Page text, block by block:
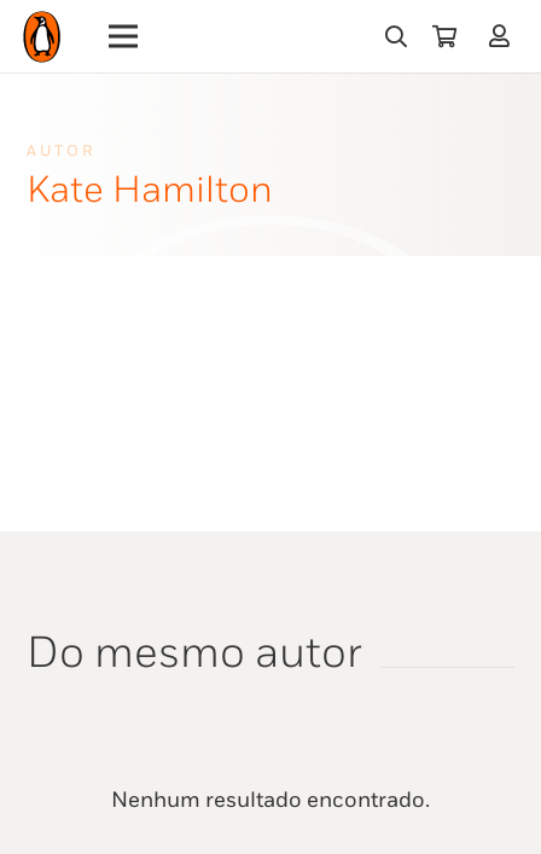
AUTOR
Kate Hamilton
Do mesmo autor
Nenhum resultado encontrado.